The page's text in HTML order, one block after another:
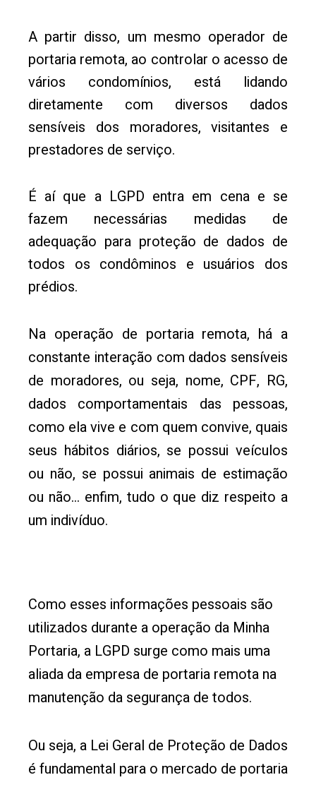
A partir disso, um mesmo operador de
portaria remota, ao controlar o acesso de
vários condomínios, está lidando
diretamente com diversos dados
sensíveis dos moradores, visitantes e
prestadores de serviço.
É aí que a LGPD entra em cena e se
fazem necessárias medidas de
adequação para proteção de dados de
todos os condôminos e usuários dos
prédios.
Na operação de portaria remota, há a
constante interação com dados sensíveis
de moradores, ou seja, nome, CPF, RG,
dados comportamentais das pessoas,
como ela vive e com quem convive, quais
seus hábitos diários, se possui veículos
ou não, se possui animais de estimação
ou não… enfim, tudo o que diz respeito a
um indivíduo.
Como esses informações pessoais são
utilizados durante a operação da Minha
Portaria, a LGPD surge como mais uma
aliada da empresa de portaria remota na
manutenção da segurança de todos.
Ou seja, a Lei Geral de Proteção de Dados
é fundamental para o mercado de portaria